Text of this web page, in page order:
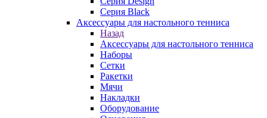
Серия Black
Аксессуары для настольного тенниса
Назад
Аксессуары для настольного тенниса
Наборы
Сетки
Ракетки
Мячи
Накладки
Оборудование